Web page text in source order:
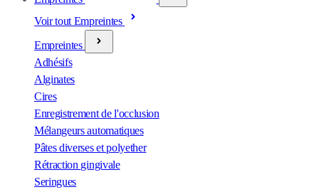
Voir tout Empreintes
Empreintes
Adhésifs
Alginates
Cires
Enregistrement de l'occlusion
Mélangeurs automatiques
Pâtes diverses et polyether
Rétraction gingivale
Seringues